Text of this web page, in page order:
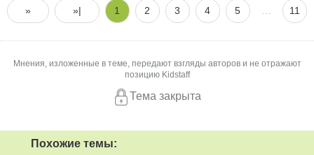
» »| 1 2 3 4 5 11
Мнения, изложенные в теме, передают взгляды авторов и не отражают
позицию Kidstaff
Тема закрыта
Похожие темы: